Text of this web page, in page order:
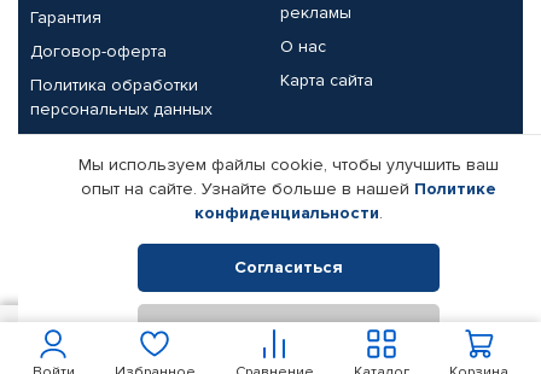
Гарантия
Договор-оферта
Политика обработки
персональных данных
рекламы
О нас
Карта сайта
Партнерам
Корпоративным клиентам
Поставщикам
Реквизиты компании
© КАМАЗ ЦЕНТР ДОНЕЦК, 2015-2026. Все права защищены.
Интернет-магазин автомобильных товаров Автопрофи.
Мы используем файлы cookie, чтобы улучшить ваш
опыт на сайте. Узнайте больше в нашей Политике
конфиденциальности.
Согласиться
Отклонить
5 389 В корзину